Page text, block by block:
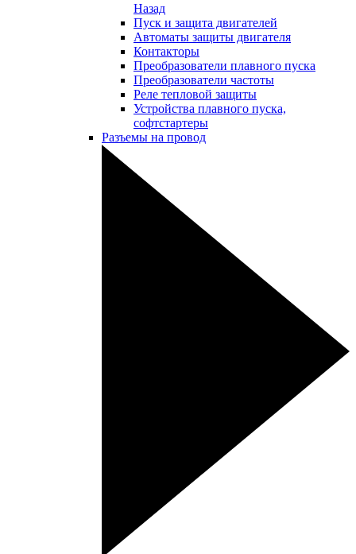
Назад
Пуск и защита двигателей
Автоматы защиты двигателя
Контакторы
Преобразователи плавного пуска
Преобразователи частоты
Реле тепловой защиты
Устройства плавного пуска,
софтстартеры
Разъемы на провод